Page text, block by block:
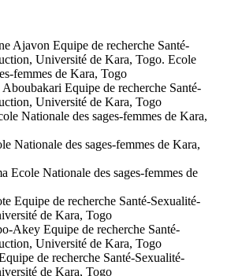
Ajavon Equipe de recherche Santé-
Université de Kara, Togo. Ecole
femmes de Kara, Togo
Equipe de recherche Santé-
Université de Kara, Togo
Nationale des sages-femmes de Kara,
Nationale des sages-femmes de Kara,
Ecole Nationale des sages-femmes de
Equipe de recherche Santé-Sexualité-
de Kara, Togo
Akey Equipe de recherche Santé-
Université de Kara, Togo
de recherche Santé-Sexualité-
de Kara, Togo